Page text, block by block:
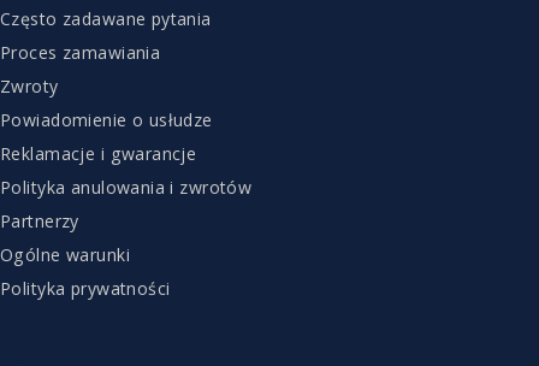
Często zadawane pytania
Proces zamawiania
Zwroty
Powiadomienie o usłudze
Reklamacje i gwarancje
Polityka anulowania i zwrotów
Partnerzy
Ogólne warunki
Polityka prywatności